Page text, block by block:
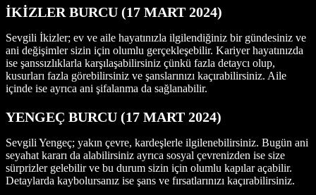
İKİZLER BURCU (17 MART 2024)
Sevgili İkizler; ev ve aile hayatınızla ilgilendiğiniz bir gündesiniz ve
ani değişimler sizin için olumlu gerçekleşebilir. Kariyer hayatınızda
ise şanssızlıklarla karşılaşabilirsiniz çünkü fazla detaycı olup,
kusurları fazla görebilirsiniz ve şanslarınızı kaçırabilirsiniz. Aile
içinde ise ayrıca ani şifalanma da sağlanabilir.
YENGEÇ BURCU (17 MART 2024)
Sevgili Yengeç; yakın çevre, kardeşlerle ilgilenebilirsiniz. Bugün ani
seyahat kararı da alabilirsiniz ayrıca sosyal çevrenizden ise size
sürprizler gelebilir ve bu durum sizin için olumlu kapılar açabilir.
Detaylarda kaybolursanız ise şans ve fırsatlarınızı kaçırabilirsiniz.